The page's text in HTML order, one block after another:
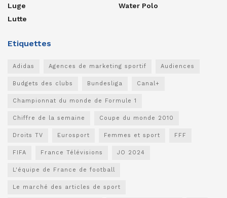
Luge
Lutte
Water Polo
Etiquettes
Adidas Agences de marketing sportif Audiences
Budgets des clubs Bundesliga Canal+
Championnat du monde de Formule 1
Chiffre de la semaine Coupe du monde 2010
Droits TV Eurosport Femmes et sport FFF
FIFA France Télévisions JO 2024
L'équipe de France de football
Le marché des articles de sport